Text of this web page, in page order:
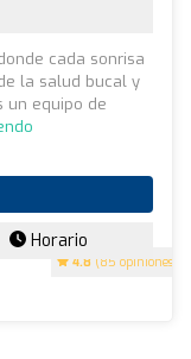
4.8 (85 opiniones)
cada sonrisa
la salud bucal y
un equipo de
Horario